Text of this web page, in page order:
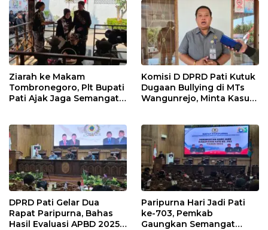
Ziarah ke Makam
Tombronegoro, Plt Bupati
Pati Ajak Jaga Semangat
Berkualitas
Komisi D DPRD Pati Kutuk
Dugaan Bullying di MTs
Wangunrejo, Minta Kasus
DPRD Pati Gelar Dua
Rapat Paripurna, Bahas
Hasil Evaluasi APBD 2025
Paripurna Hari Jadi Pati
ke-703, Pemkab
Gaungkan Semangat